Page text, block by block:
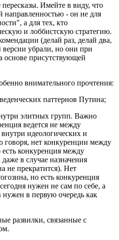
пересказы. Имейте в виду, что
направленностью - он не для
а для тех, кто
и лоббистскую стратегию.
(делай раз, делай два,
убрали, но они при
основе присутствующей
внимательного прочтения:
паттернов Путина;
элитных групп. Важно
ведется не между
идеологических и
говоря, нет конкуренции между
конкуренция между
в случае назначения
не прекратится). Нет
но есть конкуренция
нужен не сам по себе, а
в первую очередь как
развилки, связанные с